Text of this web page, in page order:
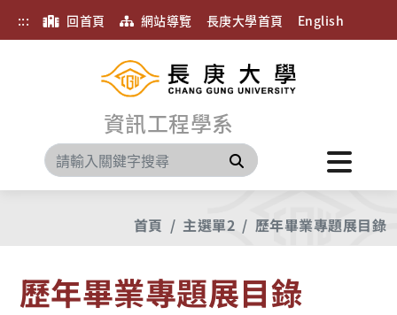
::: 回首頁 網站導覽 長庚大學首頁 English
資訊工程學系
搜尋
首頁 主選單2 歷年畢業專題展目錄
歷年畢業專題展目錄